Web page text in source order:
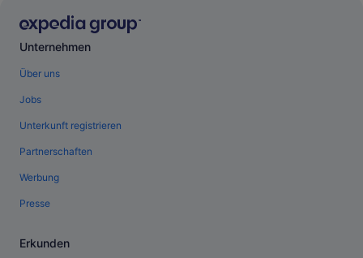
Unternehmen
Über uns
Jobs
Unterkunft registrieren
Partnerschaften
Werbung
Presse
Erkunden